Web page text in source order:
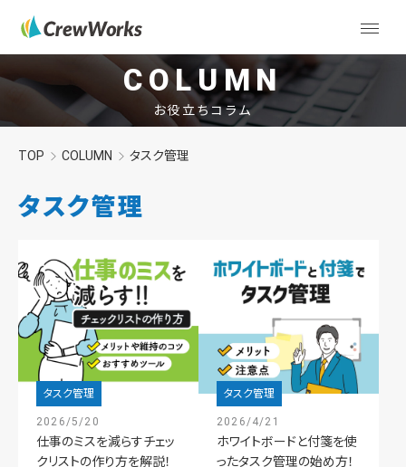
COLUMN
お役立ちコラム
TOP COLUMN タスク管理
タスク管理
タスク管理
2026/5/20
仕事のミスを減らすチェッ
クリストの作り方を解説！
タスク管理
2026/4/21
ホワイトボードと付箋を使
ったタスク管理の始め方！